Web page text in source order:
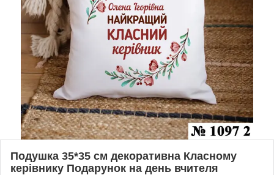
Подушка 35*35 см декоративна Класному
керівнику Подарунок на день вчителя